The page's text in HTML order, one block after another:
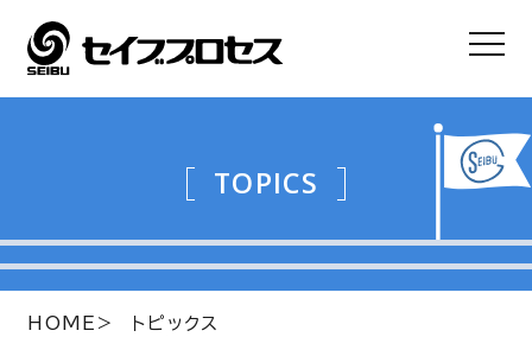
TOPICS
HOME
トピックス